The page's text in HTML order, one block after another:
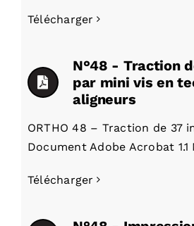
Télécharger
N°48 - Traction
par mini vis en
aligneurs
ORTHO 48 – Traction de 37
Document Adobe Acrobat 1.1
Télécharger